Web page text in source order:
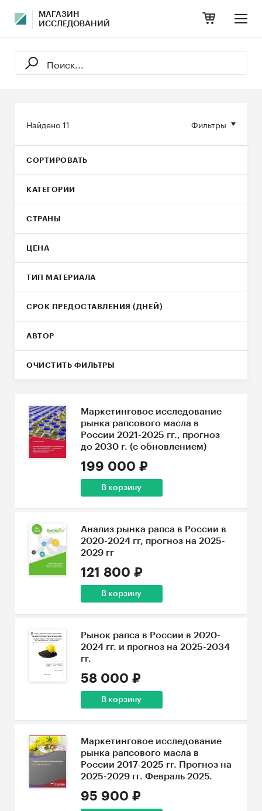
МАГАЗИН
ИССЛЕДОВАНИЙ
Фильтры
Найдено11
СОРТИРОВАТЬ
КАТЕГОРИИ
СТРАНЫ
ЦЕНА
ТИП МАТЕРИАЛА
СРОК ПРЕДОСТАВЛЕНИЯ (ДНЕЙ)
АВТОР
ОЧИСТИТЬ ФИЛЬТРЫ
Маркетинговое исследование
рынка рапсового масла в
России 2021-2025 гг., прогноз
до 2030 г. (с обновлением)
199 000 ₽
В корзину
Анализ рынка рапса в России в
2020-2024 гг, прогноз на 2025-
2029 гг
121 800 ₽
В корзину
Рынок рапса в России в 2020-
2024 гг. и прогноз на 2025-2034
гг.
58 000 ₽
В корзину
Маркетинговое исследование
рынка рапсового масла в
России 2017-2025 гг. Прогноз на
2025-2029 гг. Февраль 2025.
95 900 ₽